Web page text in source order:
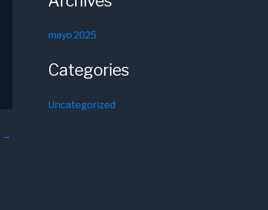
→
mayo 2025
Categories
Uncategorized